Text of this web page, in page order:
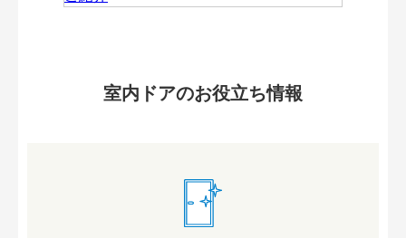
室内ドアのお役立ち情報